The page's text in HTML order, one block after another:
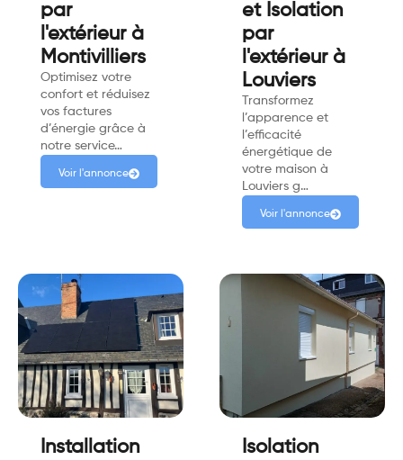
par
l'extérieur à
Montivilliers
Optimisez votre
confort et réduisez
vos factures
d’énergie grâce à
notre service…
Voir l'annonce
et Isolation
par
l'extérieur à
Louviers
Transformez
l’apparence et
l’efficacité
énergétique de
votre maison à
Louviers g…
Voir l'annonce
Installation
Isolation